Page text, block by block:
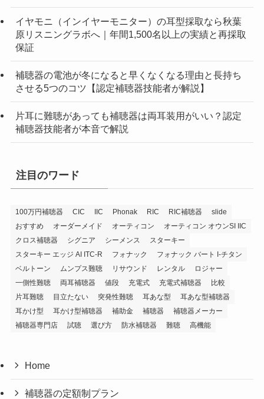
イヤモニ（インイヤーモニター）の耳型採取なら秋葉
原リスニングラボへ｜年間1,500名以上の実績と再採取
保証
補聴器の電池が冬になると早くなくなる理由と長持ち
させる5つのコツ【認定補聴器技能者が解説】
片耳に難聴があっても補聴器は両耳装用がいい？認定
補聴器技能者が本音で解説
注目のワード
100万円補聴器 CIC IIC Phonak RIC RIC補聴器
slide
おすすめ
オーダーメイド オーティコン
オーティコン オウンSI IIC
クロス補聴器
シグニア シーメンス
スターキー
スターキー エッジ AI ITC-R
フォナック
フォナック バート I-チタン
ベルトーン
ムンプス難聴 リサウンド レンタル
ロジャー
一側性難聴
両耳補聴器 値段 充電式 充電式補聴器
比較
片耳難聴
目立たない 突発性難聴 耳あな型
耳あな型補聴器
耳かけ型
耳かけ型補聴器 補助金 補聴器
補聴器メーカー
補聴器専門店
試聴 選び方 防水補聴器 難聴 高機能
Home
補聴器の定額制プラン